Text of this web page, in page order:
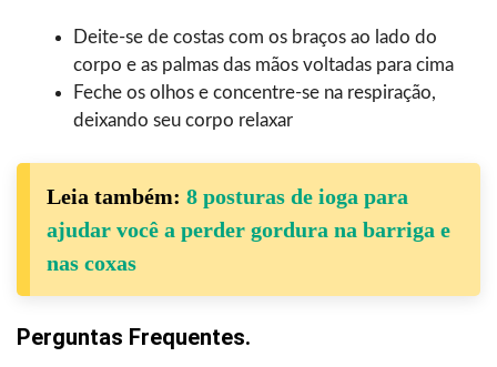
Deite-se de costas com os braços ao lado do
corpo e as palmas das mãos voltadas para cima
Feche os olhos e concentre-se na respiração,
deixando seu corpo relaxar
Leia também: 8 posturas de ioga para
ajudar você a perder gordura na barriga e
nas coxas
Perguntas Frequentes.